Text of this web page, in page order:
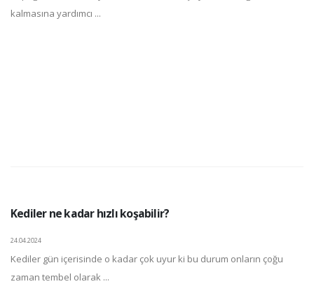
kalmasına yardımcı ...
Kediler ne kadar hızlı koşabilir?
24.04.2024
Kediler gün içerisinde o kadar çok uyur ki bu durum onların çoğu
zaman tembel olarak ...